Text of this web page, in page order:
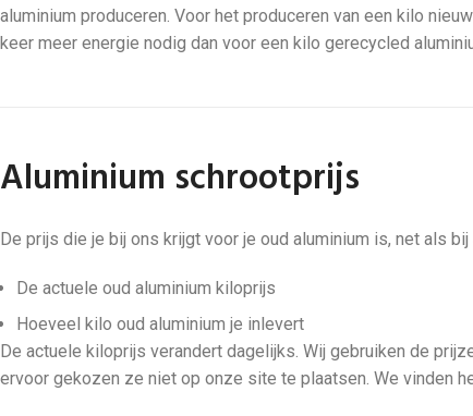
aluminium produceren. Voor het produceren van een kilo
keer meer energie nodig dan voor een kilo gerecycled
Aluminium schrootprijs
De prijs die je bij ons krijgt voor je oud aluminium is, net als
De actuele oud aluminium kiloprijs
Hoeveel kilo oud aluminium je inlevert
De actuele kiloprijs verandert dagelijks. Wij gebruiken de
ervoor gekozen ze niet op onze site te plaatsen. We vinden